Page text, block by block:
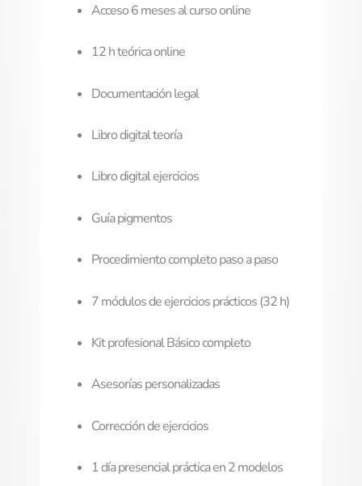
Acceso 6 meses al curso online
12 h teórica online
Documentación legal
Libro digital teoría
Libro digital ejercicios
Guía pigmentos
Procedimiento completo paso a paso
7 módulos de ejercicios prácticos (32 h)
Kit profesional Básico completo
Asesorías personalizadas
Corrección de ejercicios
1 día presencial práctica en 2 modelos